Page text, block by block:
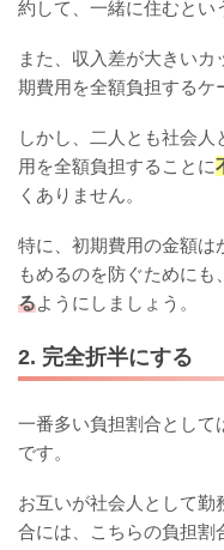
約して、一緒に住むとい
また、収入差が大きい
期費用を全額負担するケ
しかし、二人とも社会
用を全額負担することに
くありません。
特に、初期費用の金額は
もめるのを防ぐためにも、
るようにしましょう。
2. 完全折半にする
一番多い負担割合として
です。
お互いが社会人として
合には、こちらの負担割